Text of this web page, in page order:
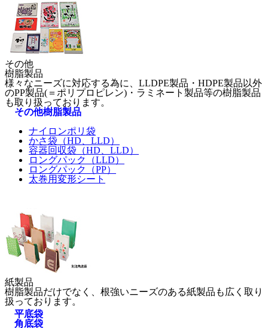
その他
樹脂製品
様々なニーズに対応する為に、LLDPE製品・HDPE製品以外
のPP製品(＝ポリプロピレン)・ラミネート製品等の樹脂製品
も取り扱っております。
その他樹脂製品
ナイロンポリ袋
かさ袋（HD、LLD）
容器回収袋（HD、LLD）
ロングパック（LLD）
ロングパック（PP）
太巻用変形シート
紙製品
樹脂製品だけでなく、根強いニーズのある紙製品も広く取り
扱っております。
平底袋
角底袋